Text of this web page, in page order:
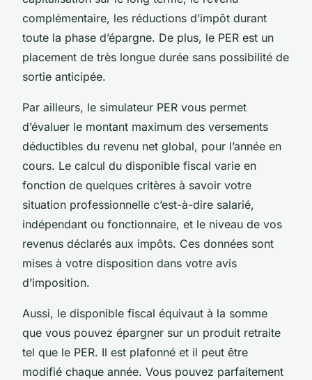
complémentaire, les réductions d’impôt durant
toute la phase d’épargne. De plus, le PER est un
placement de très longue durée sans possibilité de
sortie anticipée.
Par ailleurs, le simulateur PER vous permet
d’évaluer le montant maximum des versements
déductibles du revenu net global, pour l’année en
cours. Le calcul du disponible fiscal varie en
fonction de quelques critères à savoir votre
situation professionnelle c’est-à-dire salarié,
indépendant ou fonctionnaire, et le niveau de vos
revenus déclarés aux impôts. Ces données sont
mises à votre disposition dans votre avis
d’imposition.
Aussi, le disponible fiscal équivaut à la somme
que vous pouvez épargner sur un produit retraite
tel que le PER. Il est plafonné et il peut être
modifié chaque année. Vous pouvez parfaitement